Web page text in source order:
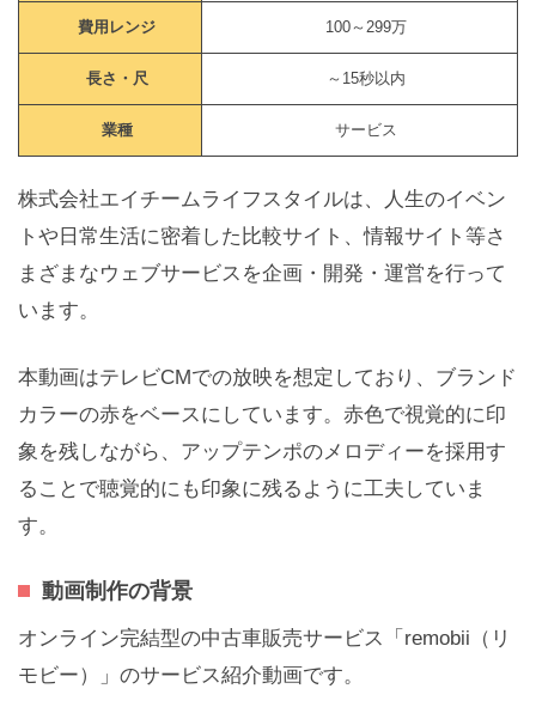
費用レンジ 100～299万
長さ・尺 ～15秒以内
業種 サービス
株式会社エイチームライフスタイルは、人生のイベン
トや日常生活に密着した比較サイト、情報サイト等さ
まざまなウェブサービスを企画・開発・運営を行って
います。
本動画はテレビCMでの放映を想定しており、ブランド
カラーの赤をベースにしています。赤色で視覚的に印
象を残しながら、アップテンポのメロディーを採用す
ることで聴覚的にも印象に残るように工夫していま
す。
動画制作の背景
オンライン完結型の中古車販売サービス「remobii（リ
モビー）」のサービス紹介動画です。